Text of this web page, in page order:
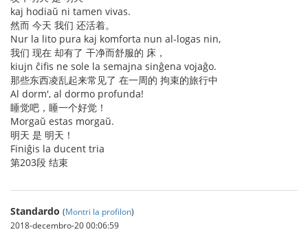
kaj hodiaŭ ni tamen vivas.
然而 今天 我们 还活着。
Nur la lito pura kaj komforta nun al-logas nin,
我们 现在 却有了 干净而舒服的 床，
kiujn ĉifis ne sole la semajna sinĝena vojaĝo.
那些东西凌乱起来常见了 在一周的 拘束的旅行中
Al dorm', al dormo profunda!
睡觉吧，睡一个好觉！
Morgaŭ estas morgaŭ.
明天 是 明天！
Finiĝis la ducent tria
第203段 结束
Standardo (Montri la profilon)
2018-decembro-20 00:06:59